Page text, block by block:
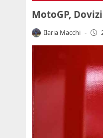
MotoGP,
Ilaria Macchi -